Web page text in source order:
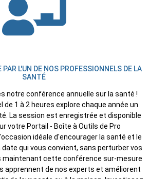
PAR L'UN DE NOS PROFESSIONNELS DE LA
SANTÉ
notre conférence annuelle sur la santé !
1 à 2 heures explore chaque année un
La session est enregistrée et disponible
votre Portail - Boîte à Outils de Pro
idéale d'encourager la santé et le
date qui vous convient, sans perturber vos
maintenant cette conférence sur-mesure
apprennent de nos experts et améliorent